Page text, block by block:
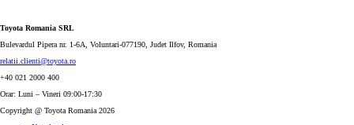
Toyota Romania SRL
Bulevardul Pipera nr. 1-6A, Voluntari-077190, Judet Ilfov, Romania
relatii.clienti@toyota.ro
+40 021 2000 400
Orar: Luni – Vineri 09:00-17:30
Copyright @ Toyota Romania 2026